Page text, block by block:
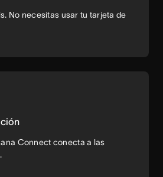
No necesitas usar tu tarjeta de
Connect conecta a las